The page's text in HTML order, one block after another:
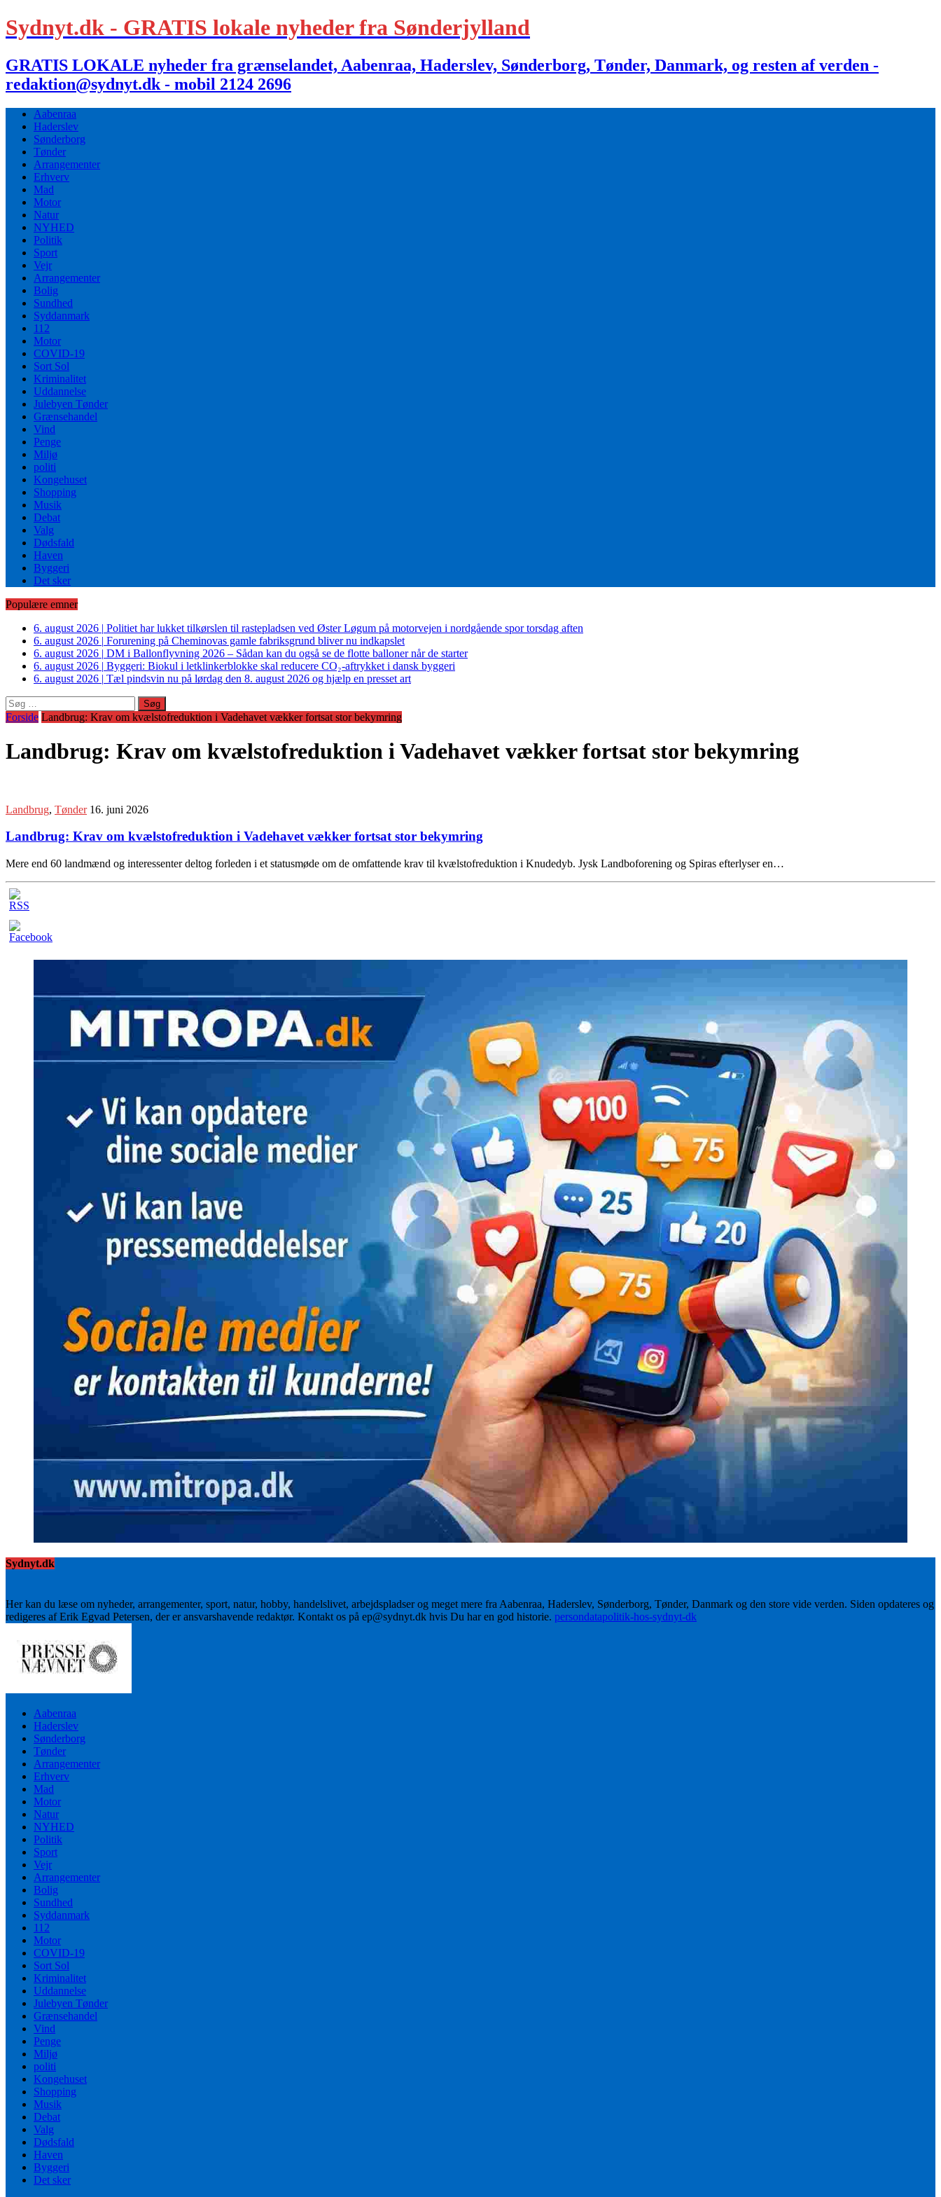
Sydnyt.dk - GRATIS lokale nyheder fra Sønderjylland
GRATIS LOKALE nyheder fra grænselandet, Aabenraa, Haderslev, Sønderborg, Tønder, Danmark, og resten af verden -
redaktion@sydnyt.dk - mobil 2124 2696
Aabenraa
Haderslev
Sønderborg
Tønder
Arrangementer
Erhverv
Mad
Motor
Natur
NYHED
Politik
Sport
Vejr
Arrangementer
Bolig
Sundhed
Syddanmark
112
Motor
COVID-19
Sort Sol
Kriminalitet
Uddannelse
Julebyen Tønder
Grænsehandel
Vind
Penge
Miljø
politi
Kongehuset
Shopping
Musik
Debat
Valg
Dødsfald
Haven
Byggeri
Det sker
Populære emner
6. august 2026 | Politiet har lukket tilkørslen til rastepladsen ved Øster Løgum på motorvejen i nordgående spor torsdag aften
6. august 2026 | Forurening på Cheminovas gamle fabriksgrund bliver nu indkapslet
6. august 2026 | DM i Ballonflyvning 2026 – Sådan kan du også se de flotte balloner når de starter
6. august 2026 | Byggeri: Biokul i letklinkerblokke skal reducere CO₂-aftrykket i dansk byggeri
6. august 2026 | Tæl pindsvin nu på lørdag den 8. august 2026 og hjælp en presset art
Søg
efter:
Forside Landbrug: Krav om kvælstofreduktion i Vadehavet vækker fortsat stor bekymring
Landbrug: Krav om kvælstofreduktion i Vadehavet vækker fortsat stor bekymring
Landbrug, Tønder 16. juni 2026
Landbrug: Krav om kvælstofreduktion i Vadehavet vækker fortsat stor bekymring
Mere end 60 landmænd og interessenter deltog forleden i et statusmøde om de omfattende krav til kvælstofreduktion i Knudedyb. Jysk Landboforening og Spiras efterlyser en…
Sydnyt.dk
Her kan du læse om nyheder, arrangementer, sport, natur, hobby, handelslivet, arbejdspladser og meget mere fra Aabenraa, Haderslev, Sønderborg, Tønder, Danmark og den store vide verden. Siden opdateres og
redigeres af Erik Egvad Petersen, der er ansvarshavende redaktør. Kontakt os på ep@sydnyt.dk hvis Du har en god historie. persondatapolitik-hos-sydnyt-dk
Aabenraa
Haderslev
Sønderborg
Tønder
Arrangementer
Erhverv
Mad
Motor
Natur
NYHED
Politik
Sport
Vejr
Arrangementer
Bolig
Sundhed
Syddanmark
112
Motor
COVID-19
Sort Sol
Kriminalitet
Uddannelse
Julebyen Tønder
Grænsehandel
Vind
Penge
Miljø
politi
Kongehuset
Shopping
Musik
Debat
Valg
Dødsfald
Haven
Byggeri
Det sker